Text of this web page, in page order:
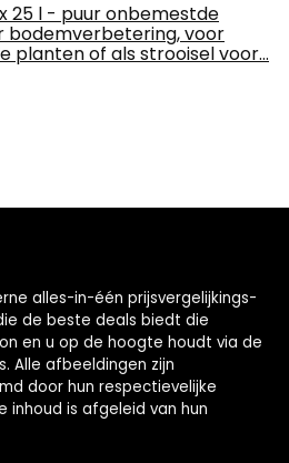
25 l - puur onbemestde
bodemverbetering, voor
planten of als strooisel voor…
alles-in-één prijsvergelijkings-
de beste deals biedt die
en u op de hoogte houdt via de
Alle afbeeldingen zijn
door hun respectievelijke
inhoud is afgeleid van hun